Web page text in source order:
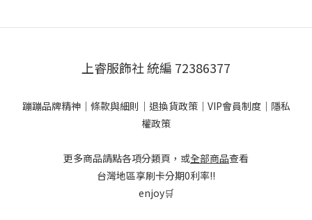
上睿服飾社 統編 72386377
蹦蹦品牌精神｜ 條款與細則 ｜ 退換貨政策｜ VIP會員制度｜ 隱私
權政策
更多商品請點各項分類頁，或全部商品查看
台灣地區享刷卡分期0利率!!
enjoy🛒